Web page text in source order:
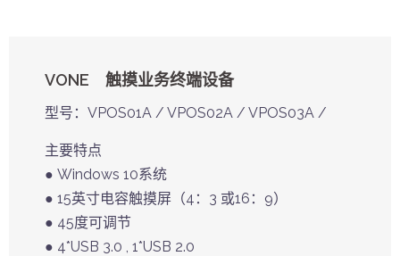
VONE 触摸业务终端设备
型号：VPOS01A / VPOS02A / VPOS03A /
主要特点
● Windows 10系统
● 15英寸电容触摸屏（4：3 或16：9）
● 45度可调节
● 4*USB 3.0 , 1*USB 2.0